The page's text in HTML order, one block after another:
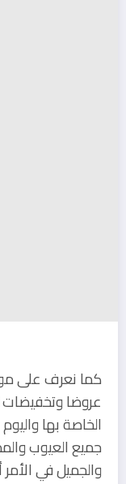
كما نعرف على
عروضا وتخفيضات
الخاصة بها
جميع العيوب
والجميل في